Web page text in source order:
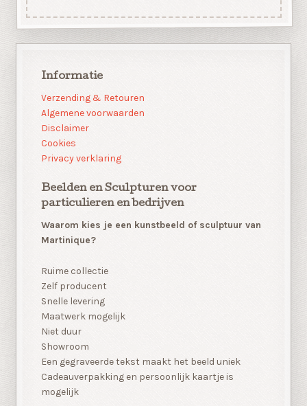
Informatie
Verzending & Retouren
Algemene voorwaarden
Disclaimer
Cookies
Privacy verklaring
Beelden en Sculpturen voor
particulieren en bedrijven
Waarom kies je een kunstbeeld of sculptuur van
Martinique?
Ruime collectie
Zelf producent
Snelle levering
Maatwerk mogelijk
Niet duur
Showroom
Een gegraveerde tekst maakt het beeld uniek
Cadeauverpakking en persoonlijk kaartje is
mogelijk